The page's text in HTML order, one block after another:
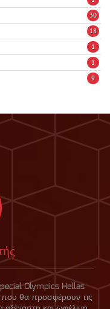
30
18
1
1
9
Olympics Hellas
που θα προσφέρουν τις